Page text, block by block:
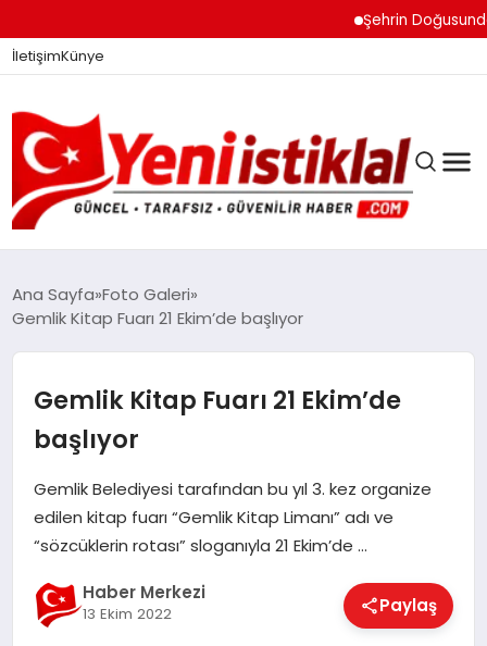
Şehrin
İletişimKünye
GÜNDEM
DÜNYA
EĞITIM
EKONOMI
Ana Sayfa Foto Galeri
Gemlik Kitap Fuarı 21 Ekim’de başlıyor
Gemlik Kitap Fuarı 21 Ekim’de
başlıyor
Gemlik Belediyesi tarafından bu yıl 3. kez organize
edilen kitap fuarı “Gemlik Kitap Limanı” adı ve
“sözcüklerin rotası” sloganıyla 21 Ekim’de …
Haber Merkezi
13 Ekim 2022 Paylaş